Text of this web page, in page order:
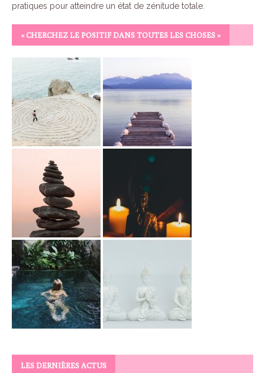
pratiques pour atteindre un état de zénitude totale.
« CHERCHEZ LE POSITIF DANS TOUTES LES CHOSES »
LES DERNIÈRES ACTUS